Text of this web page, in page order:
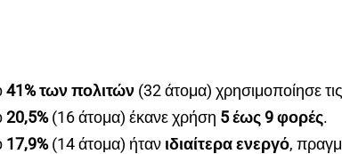
41% των πολιτών (32 άτομα) χρησιμοποίησε
20,5%(16 άτομα) έκανε χρήση 5 έως 9 φορές.
17,9%(14 άτομα) ήταν ιδιαίτερα ενεργό,